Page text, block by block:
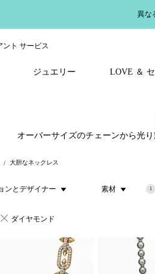
異な
ント サービス
ジュエリー LOVE ＆
オーバーサイズのチェーンから光
大胆なネックレス
ンとデザイナー 素材 1
ダイヤモンド